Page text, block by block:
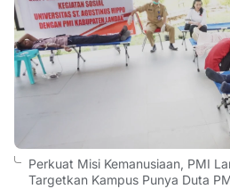
Perkuat Misi Kemanusiaan, PMI
Targetkan Kampus Punya Duta